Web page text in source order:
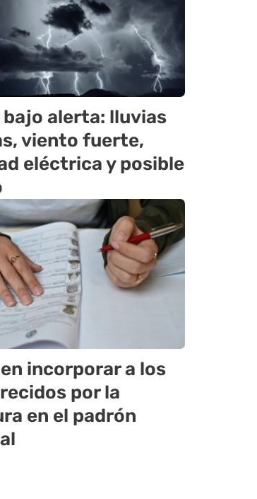
alerta: lluvias
viento fuerte,
eléctrica y posible
incorporar a los
por la
en el padrón